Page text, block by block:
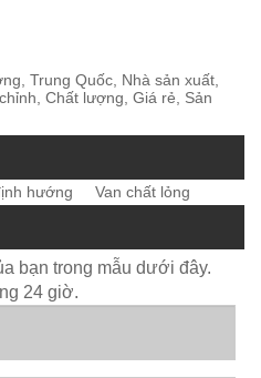
Trung Quốc, Nhà sản xuất,
Chất lượng, Giá rẻ, Sản
hướng Van chất lỏng
bạn trong mẫu dưới đây.
24 giờ.